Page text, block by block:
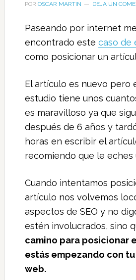
POR OSCAR MARTIN DEJA UN
Paseando por internet
encontrado este caso de
como posicionar un
El artículo es nuevo pero
estudio tiene unos
es maravilloso ya que
después de 6 años y
horas en escribir el
recomiendo que le eches
Cuando intentamos
artículo nos volvemos
aspectos de SEO y no
estén involucrados, sino
camino para posicionar
estás empezando con
web.